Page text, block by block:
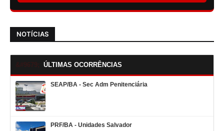
NOTÍCIAS
ÚLTIMAS OCORRÊNCIAS
SEAP/BA - Sec Adm Penitenciária
PRF/BA - Unidades Salvador